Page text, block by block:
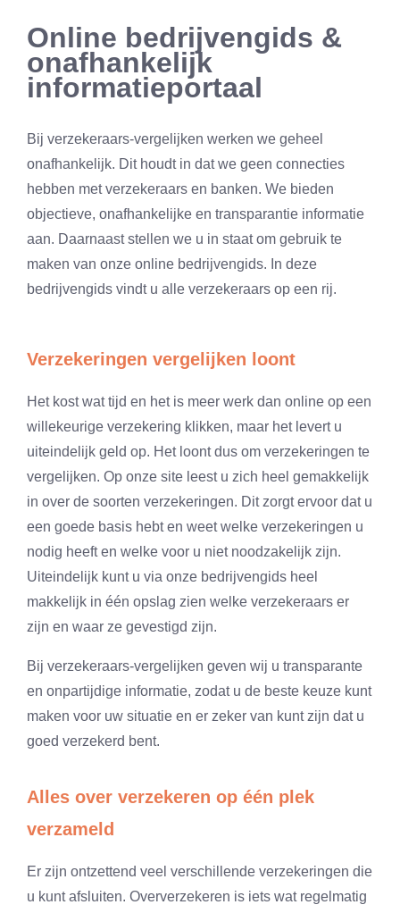
Online bedrijvengids &
onafhankelijk
informatieportaal
Bij verzekeraars-vergelijken werken we geheel
onafhankelijk. Dit houdt in dat we geen connecties
hebben met verzekeraars en banken. We bieden
objectieve, onafhankelijke en transparantie informatie
aan. Daarnaast stellen we u in staat om gebruik te
maken van onze online bedrijvengids. In deze
bedrijvengids vindt u alle verzekeraars op een rij.
Verzekeringen vergelijken loont
Het kost wat tijd en het is meer werk dan online op een
willekeurige verzekering klikken, maar het levert u
uiteindelijk geld op. Het loont dus om verzekeringen te
vergelijken. Op onze site leest u zich heel gemakkelijk
in over de soorten verzekeringen. Dit zorgt ervoor dat u
een goede basis hebt en weet welke verzekeringen u
nodig heeft en welke voor u niet noodzakelijk zijn.
Uiteindelijk kunt u via onze bedrijvengids heel
makkelijk in één opslag zien welke verzekeraars er
zijn en waar ze gevestigd zijn.
Bij verzekeraars-vergelijken geven wij u transparante
en onpartijdige informatie, zodat u de beste keuze kunt
maken voor uw situatie en er zeker van kunt zijn dat u
goed verzekerd bent.
Alles over verzekeren op één plek
verzameld
Er zijn ontzettend veel verschillende verzekeringen die
u kunt afsluiten. Oververzekeren is iets wat regelmatig